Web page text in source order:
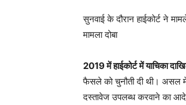
सुनवाई के दौरान हाईकोर्ट ने
मामला दोबा
2019 में हाईकोर्ट में याचिका
फैसले को चुनौती दी थी। असल में
दस्तावेज उपलब्ध करवाने का